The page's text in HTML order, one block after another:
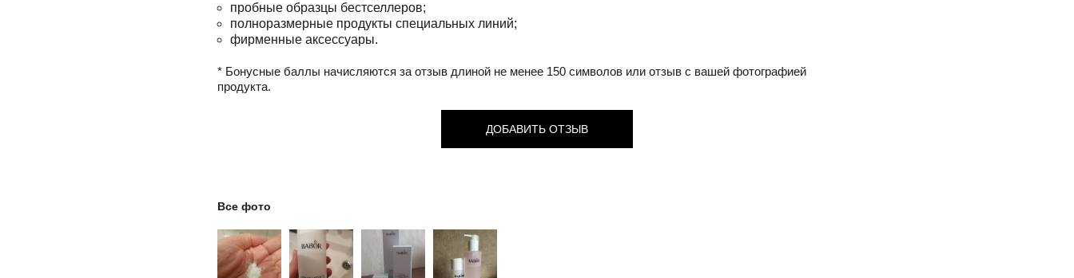
пробные образцы бестселлеров;
полноразмерные продукты специальных линий;
фирменные аксессуары.
* Бонусные баллы начисляются за отзыв длиной не менее 150 символов или отзыв с вашей фотографией
продукта.
ДОБАВИТЬ ОТЗЫВ
Все фото